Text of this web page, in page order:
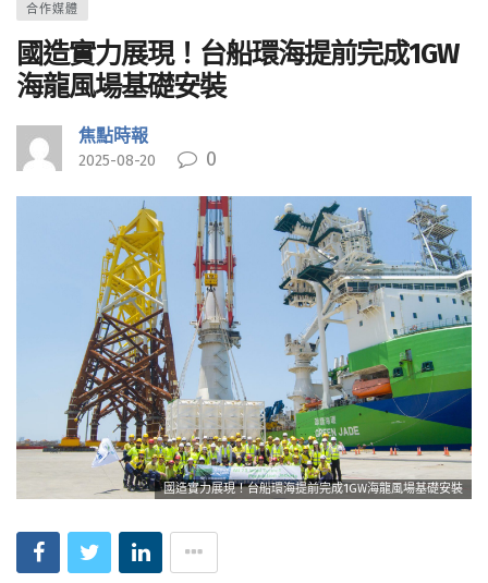
合作媒體
國造實力展現！台船環海提前完成1GW
海龍風場基礎安裝
焦點時報
2025-08-20 0
國造實力展現！台船環海提前完成1GW海龍風場基礎安裝